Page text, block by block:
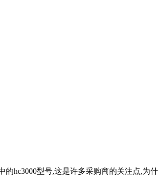
hc3000型号,这是许多采购商的关注点,为什